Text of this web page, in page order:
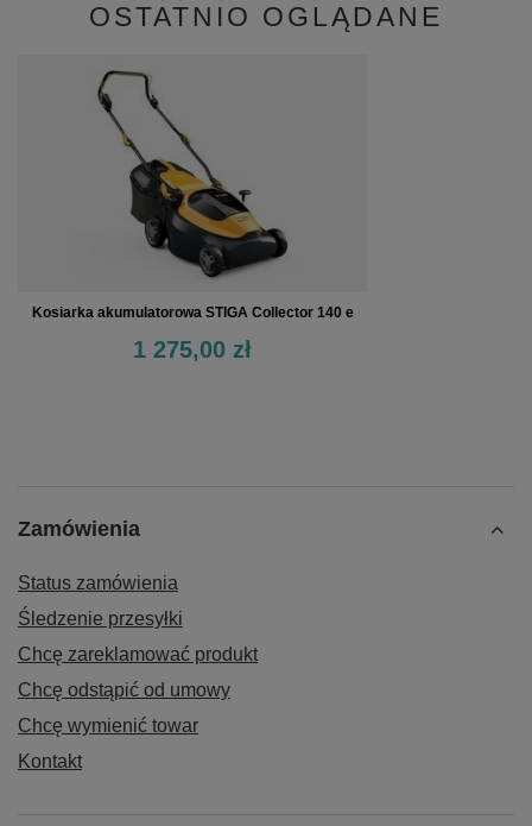
OSTATNIO OGLĄDANE
Kosiarka akumulatorowa STIGA Collector 140 e
1 275,00 zł
Zamówienia
Status zamówienia
Śledzenie przesyłki
Chcę zareklamować produkt
Chcę odstąpić od umowy
Chcę wymienić towar
Kontakt